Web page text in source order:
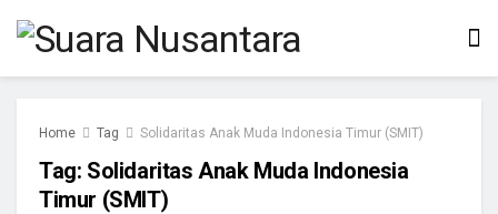
Home Tag Solidaritas Anak Muda Indonesia Timur (SMIT)
Tag: Solidaritas Anak Muda Indonesia
Timur (SMIT)